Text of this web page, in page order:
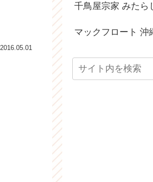
2016.05.01
千鳥屋宗家 みたら
マックフロート 沖